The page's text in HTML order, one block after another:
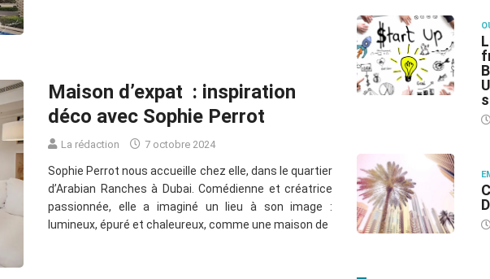
Maison d’expat : inspiration
déco avec Sophie Perrot
La rédaction 7 octobre 2024
Sophie Perrot nous accueille chez elle, dans le quartier
d’Arabian Ranches à Dubai. Comédienne et créatrice
passionnée, elle a imaginé un lieu à son image :
lumineux, épuré et chaleureux, comme une maison de